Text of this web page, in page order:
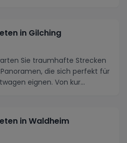
in Gilching
Sie traumhafte Strecken
die sich perfekt für
eignen. Von kur...
in Waldheim